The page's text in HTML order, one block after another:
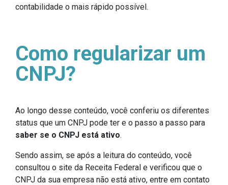
contabilidade o mais rápido possível.
Como regularizar um
CNPJ?
Ao longo desse conteúdo, você conferiu os diferentes
status que um CNPJ pode ter e o passo a passo para
saber se o CNPJ está ativo.
Sendo assim, se após a leitura do conteúdo, você
consultou o site da Receita Federal e verificou que o
CNPJ da sua empresa não está ativo, entre em contato